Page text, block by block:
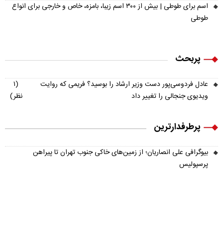
اسم برای طوطی | بیش از ۳۰۰ اسم زیبا، بامزه، خاص و خارجی برای انواع
طوطی
پربحث
عادل فردوسی‌پور دست وزیر ارشاد را بوسید؟ فریمی که روایت
ویدیوی جنجالی را تغییر داد
(۱
نظر)
پرطرفدارترین
بیوگرافی علی انصاریان؛ از زمین‌های خاکی جنوب تهران تا پیراهن
پرسپولیس